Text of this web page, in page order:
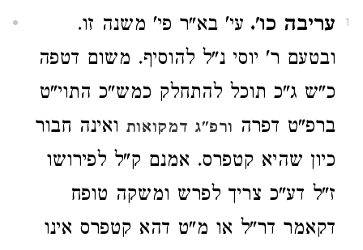
1 עריבה כו'. עי' בא"ר פי' משנה זו.
ובטעם ר' יוסי נ"ל להוסיף. משום דטפה
כ"ש ג"כ תוכל להתחלק כמש"כ התוי"ט
ברפ"ט דפרה ורפ"ג דמקואות ואינה חבור
כיון שהיא קטפרס. אמנם ק"ל לפירושו
ז"ל דע"כ צריך לפרש ומשקה טופח
דקאמר דר"ל או מ"ט דהא קטפרס אינו